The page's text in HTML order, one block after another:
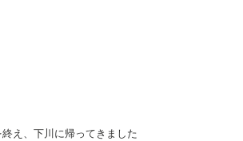
え、下川に帰ってきました